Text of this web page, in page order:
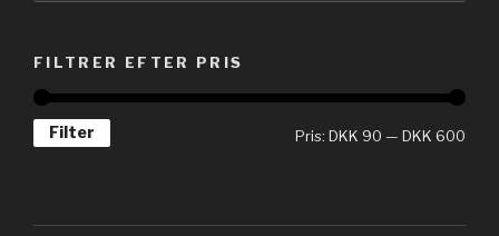
FILTRER EFTER PRIS
Filter Pris: DKK 90 — DKK 600